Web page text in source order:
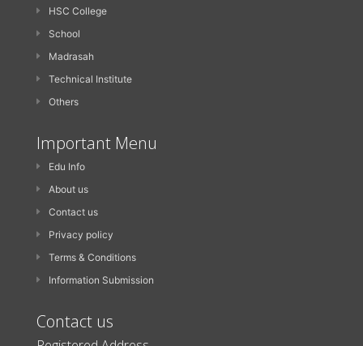
HSC College
School
Madrasah
Technical Institute
Others
Important Menu
Edu Info
About us
Contact us
Privacy policy
Terms & Conditions
Information Submission
Contact us